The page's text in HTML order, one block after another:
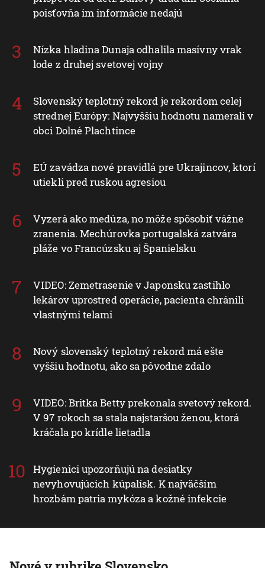
poisťovňa im informácie nedajú
Nízka hladina Dunaja odhalila masívny vrak
lode z druhej svetovej vojny
Slovenský teplotný rekord je rekordom celej
strednej Európy: Najvyššiu hodnotu namerali v
obci Dolné Plachtince
EÚ zavádza nové pravidlá pre Ukrajincov, ktorí
utiekli pred ruskou agresiou
Vyzerá ako medúza, no môže spôsobiť vážne
zranenia. Mechúrovka portugalská zatvára
pláže vo Francúzsku aj Španielsku
VIDEO: Zemetrasenie v Japonsku zastihlo
lekárov uprostred operácie, pacienta chránili
vlastnými telami
Nový slovenský teplotný rekord má ešte
vyššiu hodnotu, ako sa pôvodne zdalo
VIDEO: Britka Betty prekonala svetový rekord.
V 97 rokoch sa stala najstaršou ženou, ktorá
kráčala po krídle lietadla
Hygienici upozorňujú na desiatky
nevyhovujúcich kúpalísk. K najväčším
hrozbám patria mykóza a kožné infekcie